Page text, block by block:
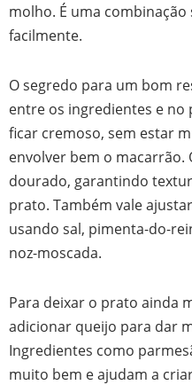
molho. É uma
facilmente.
O segredo para um bom
entre os ingredientes e no
ficar cremoso, sem estar
envolver bem o macarrão.
dourado, garantindo
prato. Também vale
usando sal, pimenta-do-
noz-moscada.
Para deixar o prato ainda
adicionar queijo para dar
Ingredientes como
muito bem e ajudam a